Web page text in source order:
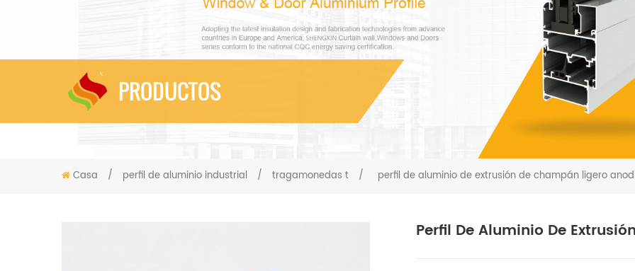
PRODUCTOS
Casa / perfil de aluminio industrial / tragamonedas t / perfil de aluminio de extrusión de champán ligero
Perfil De Aluminio De